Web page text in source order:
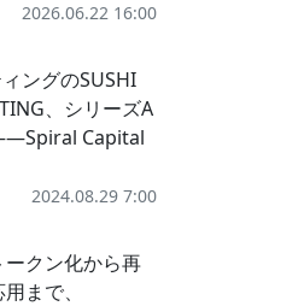
2026.06.22 16:00
ングのSUSHI
、シリーズA
Capital
2024.08.29 7:00
ークン化から再
まで、